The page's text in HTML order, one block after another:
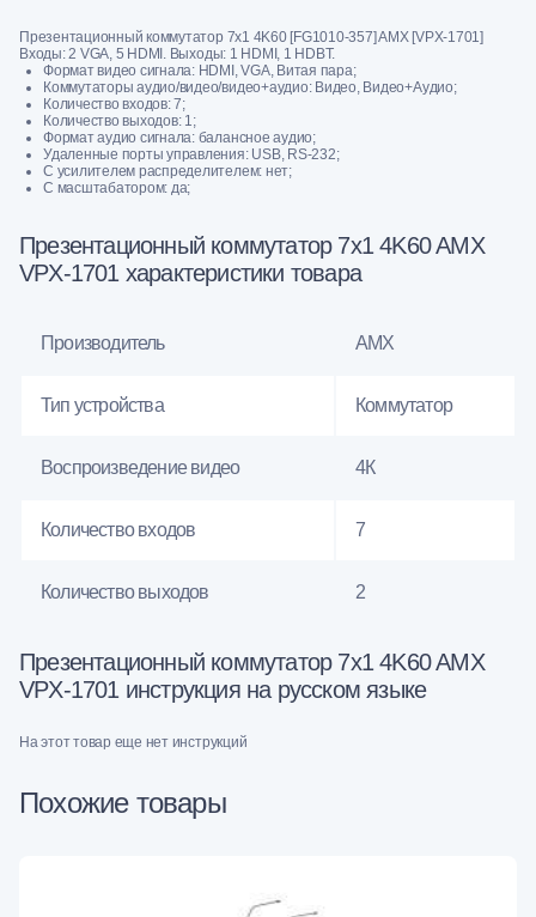
Презентационный коммутатор 7x1 4K60 [FG1010-357] AMX [VPX-1701]
Входы: 2 VGA, 5 HDMI. Выходы: 1 HDMI, 1 HDBT.
Формат видео сигнала: HDMI, VGA, Витая пара;
Коммутаторы аудио/видео/видео+аудио: Видео, Видео+Аудио;
Количество входов: 7;
Количество выходов: 1;
Формат аудио сигнала: балансное аудио;
Удаленные порты управления: USB, RS-232;
С усилителем распределителем: нет;
С масштабатором: да;
Презентационный коммутатор 7x1 4K60 AMX
VPX-1701 характеристики товара
Производитель AMX
Тип устройства Коммутатор
Воспроизведение видео 4К
Количество входов 7
Количество выходов 2
Презентационный коммутатор 7x1 4K60 AMX
VPX-1701 инструкция на русском языке
На этот товар еще нет инструкций
Похожие товары